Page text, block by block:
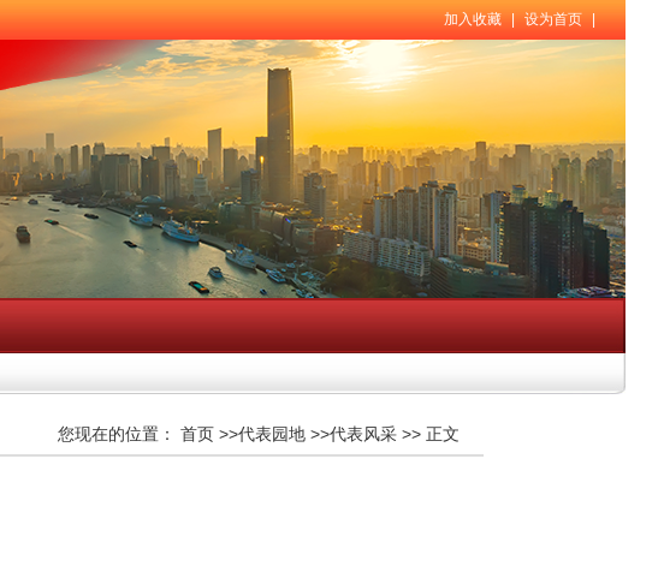
加入收藏 | 设为首页 |
您现在的位置： 首页>>代表园地>>代表风采>> 正文